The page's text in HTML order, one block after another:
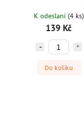
K odeslaní (4 ks)
139 Kč
Do košíku